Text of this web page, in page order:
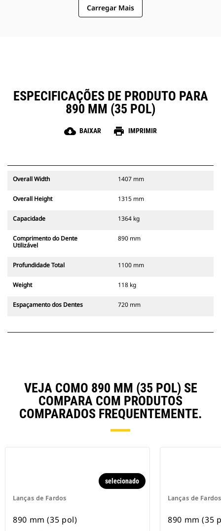
Carregar Mais
ESPECIFICAÇÕES DE PRODUTO PARA
890 MM (35 POL)
cloud_download BAIXAR print IMPRIMIR
Overall Width 1407 mm
Overall Height 1315 mm
Capacidade 1364 kg
Comprimento do Dente
Utilizável
890 mm
Profundidade Total 1100 mm
Weight 118 kg
Espaçamento dos Dentes 720 mm
VEJA COMO 890 MM (35 POL) SE
COMPARA COM PRODUTOS
COMPARADOS FREQUENTEMENTE.
Lanças de Fardos
selecionado
890 mm (35 pol)
Lanças de Fardos
890 mm (35